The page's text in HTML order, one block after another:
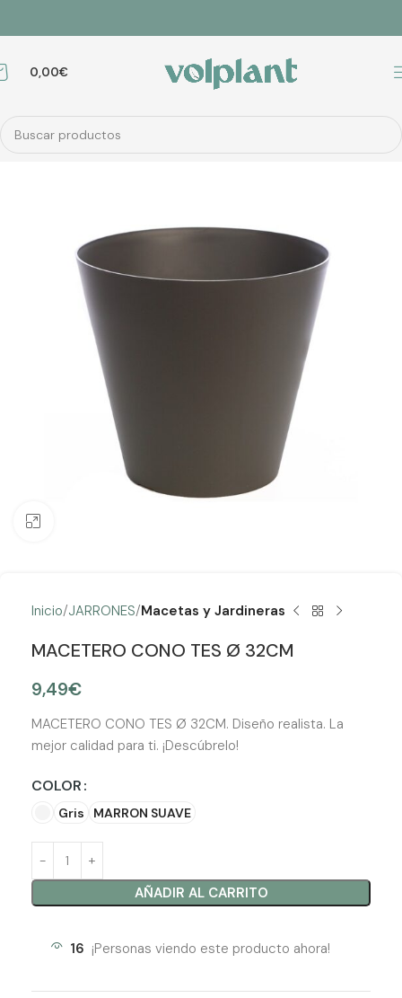
0,00€
Inicio JARRONES Macetas y Jardineras
MACETERO CONO TES Ø 32CM
9,49€
MACETERO CONO TES Ø 32CM. Diseño realista. La
mejor calidad para ti. ¡Descúbrelo!
COLOR
Gris MARRON SUAVE
AÑADIR AL CARRITO
16 ¡Personas viendo este producto ahora!